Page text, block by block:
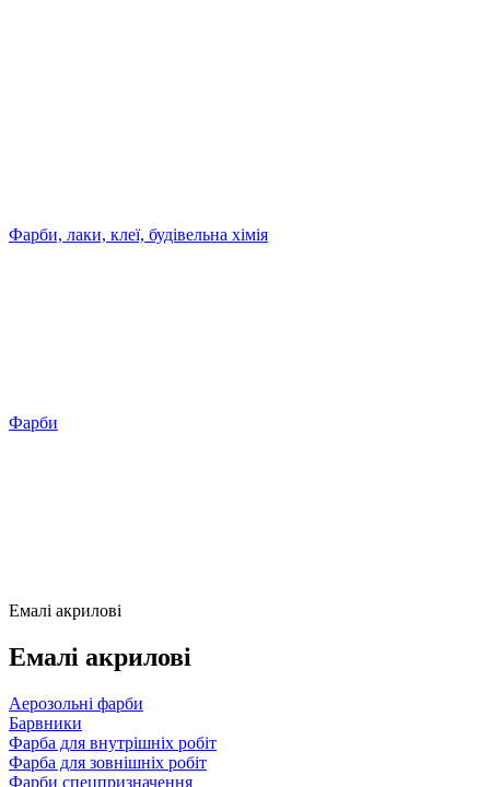
Фарби, лаки, клеї, будівельна хімія
Фарби
Емалі акрилові
Емалі акрилові
Аерозольні фарби
Барвники
Фарба для внутрішніх робіт
Фарба для зовнішніх робіт
Фарби спецпризначення